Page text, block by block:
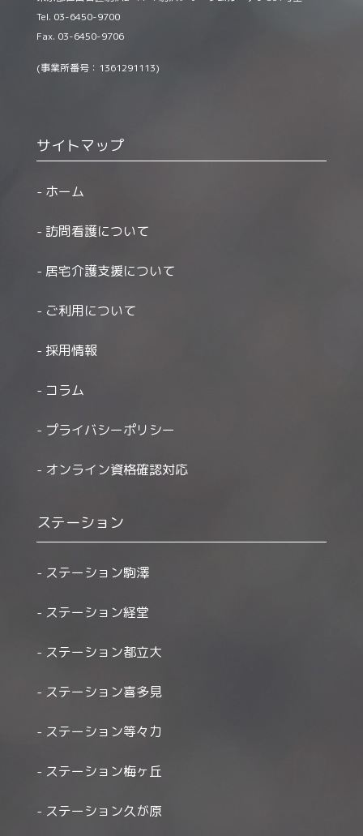
Tel. 03-6450-9700
Fax. 03-6450-9706
(事業所番号：1361291113)
サイトマップ
ホーム
訪問看護について
居宅介護支援について
ご利用について
採用情報
コラム
プライバシーポリシー
オンライン資格確認対応
ステーション
ステーション駒澤
ステーション経堂
ステーション都立大
ステーション喜多見
ステーション等々力
ステーション梅ヶ丘
ステーション久が原